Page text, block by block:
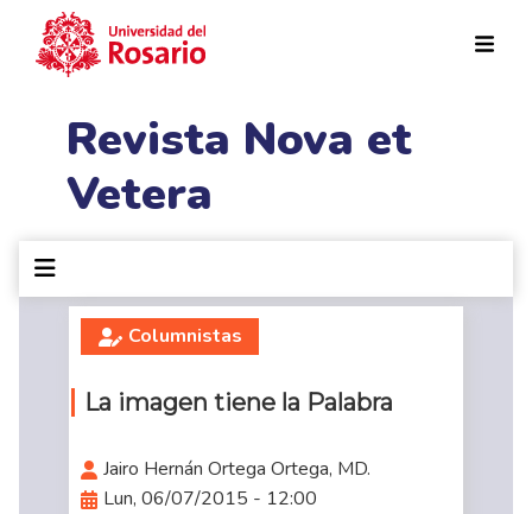
Revista Nova et
Vetera
Columnistas
La imagen tiene la Palabra
Jairo Hernán Ortega Ortega, MD.
Lun, 06/07/2015 - 12:00